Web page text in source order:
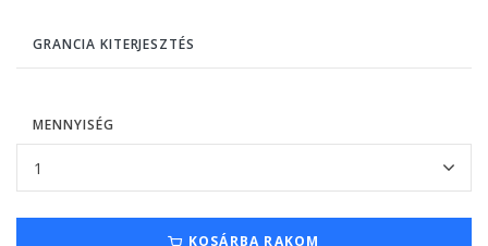
GRANCIA KITERJESZTÉS
MENNYISÉG
KOSÁRBA RAKOM